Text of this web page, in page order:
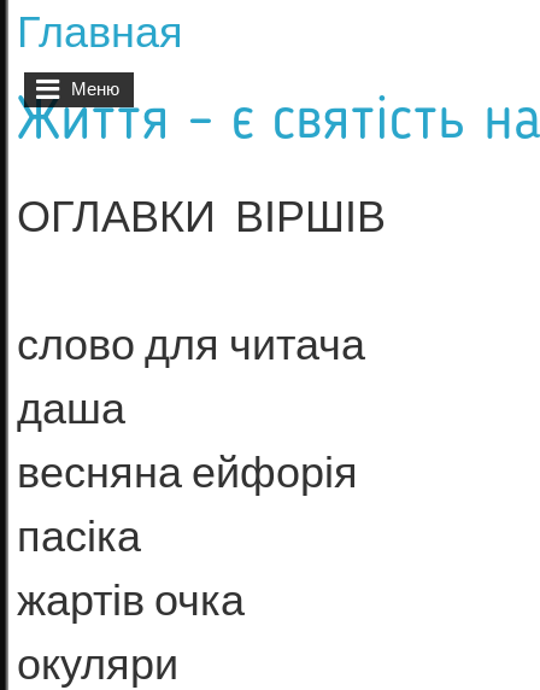
Меню
Вы здесь
Главная
Життя – є святість
ОГЛАВКИ ВІРШІВ
слово для читача
даша
весняна ейфорія
пасіка
жартів очка
окуляри